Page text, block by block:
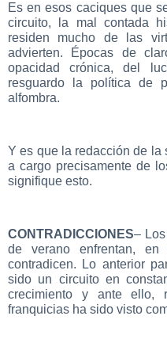
Es en esos caciques que
circuito, la mal contada
residen mucho de las
advierten. Épocas de
opacidad crónica, del
resguardo la política de
alfombra.
Y es que la redacción de la
a cargo precisamente de
signifique esto.
CONTRADICCIONES–
de verano enfrentan,
contradicen. Lo anterior
sido un circuito en
crecimiento y ante ello,
franquicias ha sido visto